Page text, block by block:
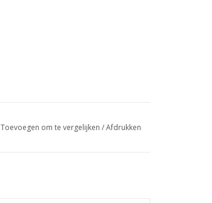
Toevoegen om te vergelijken /Afdrukken